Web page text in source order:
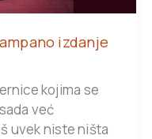
izdanje
kojima se
već
uvek niste ništa